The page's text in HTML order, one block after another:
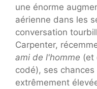
une énorme
aérienne dans les
conversation
Carpenter,
ami de l'homme (et
codé), ses
extrêmement